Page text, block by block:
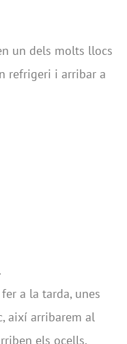
un dels molts llocs
refrigeri i arribar a
a la tarda, unes
així arribarem al
els ocells.